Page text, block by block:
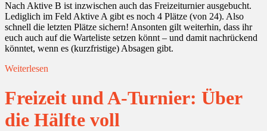
Nach Aktive B ist inzwischen auch das Freizeiturnier ausgebucht.
Lediglich im Feld Aktive A gibt es noch 4 Plätze (von 24). Also
schnell die letzten Plätze sichern! Ansonten gilt weiterhin, dass ihr
euch auch auf die Warteliste setzen könnt – und damit nachrückend
könntet, wenn es (kurzfristige) Absagen gibt.
Weiterlesen
Freizeit und A-Turnier: Über
die Hälfte voll